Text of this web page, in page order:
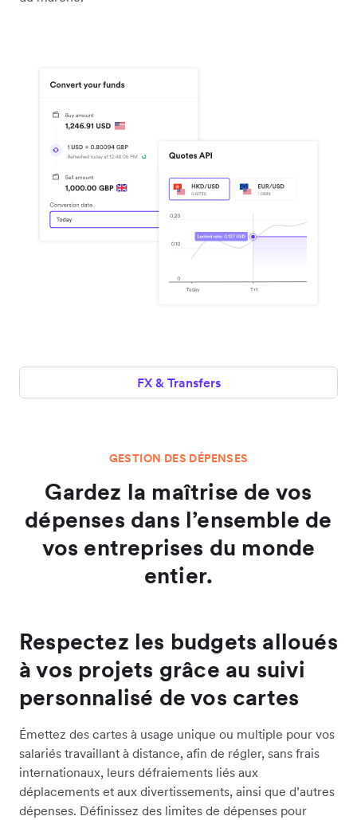
FX & Transfers
GESTION DES DÉPENSES
Gardez la maîtrise de vos
dépenses dans l’ensemble de
vos entreprises du monde
entier.
Respectez les budgets alloués
à vos projets grâce au suivi
personnalisé de vos cartes
Émettez des cartes à usage unique ou multiple pour vos
salariés travaillant à distance, afin de régler, sans frais
internationaux, leurs défraiements liés aux
déplacements et aux divertissements, ainsi que d’autres
dépenses. Définissez des limites de dépenses pour